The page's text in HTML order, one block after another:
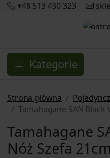
+48 513 430 323
Kategorie
Strona główna
Tamahagane SAN Black
Tamahagane
Nóż Szefa 21cm